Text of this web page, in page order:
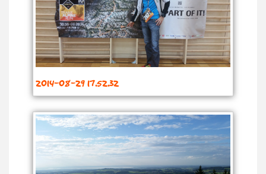
2014-08-29 17.52.32